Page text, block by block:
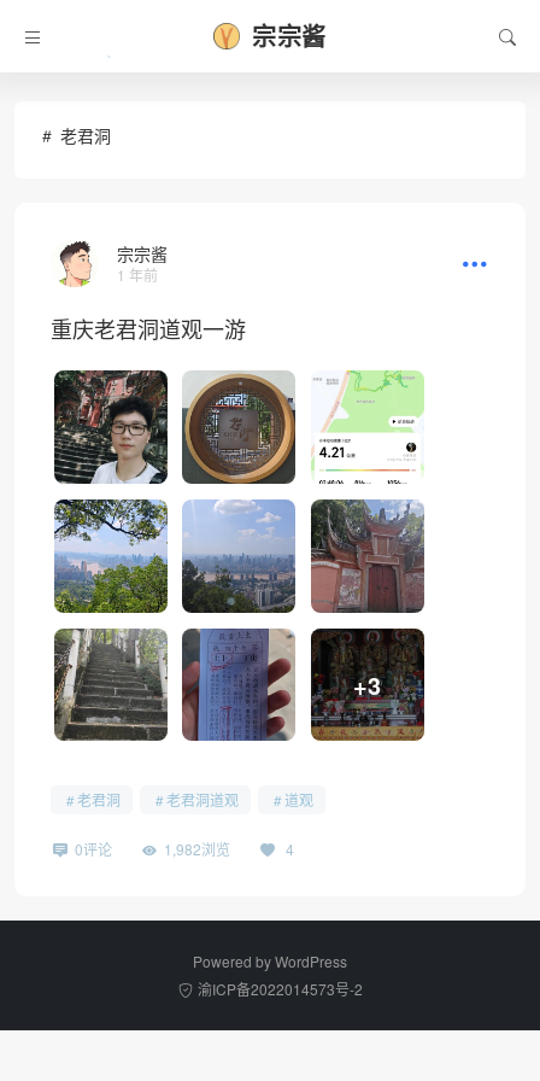
❅
•
宗宗酱
老君洞
宗宗酱
1 年前
重庆老君洞道观一游
+3
老君洞 老君洞道观 道观
0评论 1,982浏览 4
Powered byWordPress
渝ICP备2022014573号-2